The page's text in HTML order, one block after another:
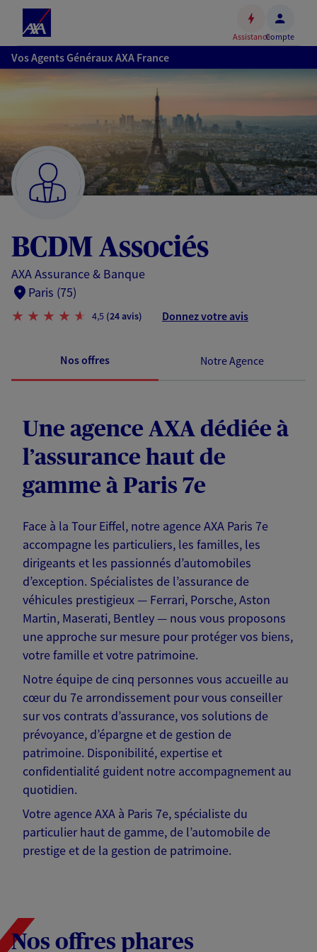
Accéder
au
contenu
principal
Accéder
au
pied
de
page
AssistanceCompte
Vos Agents Généraux AXA France
BCDM Associés
AXA Assurance & Banque
Paris (75)
4,5 (24 avis) Donnez votre avis
Nos offres Notre Agence
Une agence AXA dédiée à
l’assurance haut de
gamme à Paris 7e
Face à la Tour Eiffel, notre agence AXA Paris 7e
accompagne les particuliers, les familles, les
dirigeants et les passionnés d’automobiles
d’exception. Spécialistes de l’assurance de
véhicules prestigieux — Ferrari, Porsche, Aston
Martin, Maserati, Bentley — nous vous proposons
une approche sur mesure pour protéger vos biens,
votre famille et votre patrimoine.
Notre équipe de cinq personnes vous accueille au
cœur du 7e arrondissement pour vous conseiller
sur vos contrats d’assurance, vos solutions de
prévoyance, d’épargne et de gestion de
patrimoine. Disponibilité, expertise et
confidentialité guident notre accompagnement au
quotidien.
Votre agence AXA à Paris 7e, spécialiste du
particulier haut de gamme, de l’automobile de
prestige et de la gestion de patrimoine.
Nos offres phares